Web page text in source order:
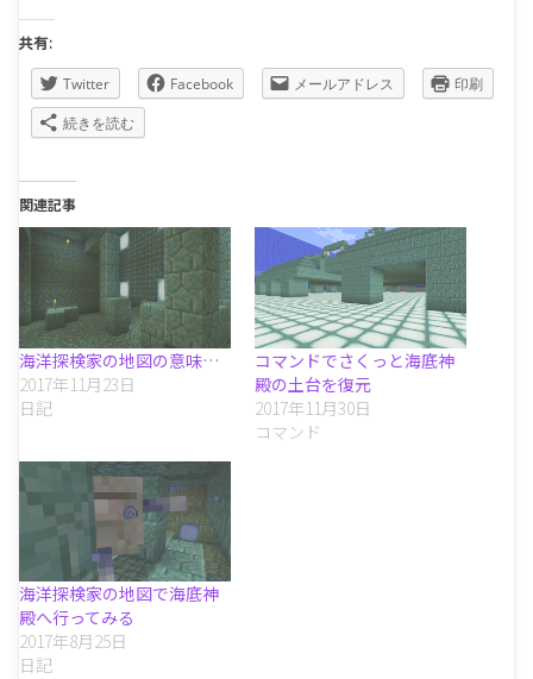
共有:
Twitter Facebook メールアドレス
印刷
続きを読む
関連記事
海洋探検家の地図の意味…
2017年11月23日
日記
コマンドでさくっと海底神
殿の土台を復元
2017年11月30日
コマンド
海洋探検家の地図で海底神
殿へ行ってみる
2017年8月25日
日記